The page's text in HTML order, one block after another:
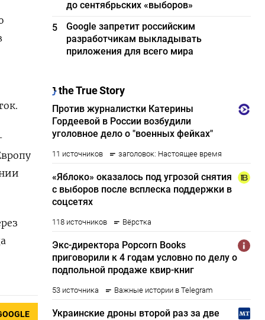
до сентябрьских «выборов»
5
Google запретит российским
разработчикам выкладывать
приложения для всего мира